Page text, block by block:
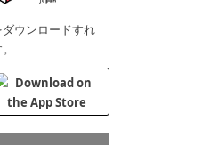
ウンロードすれ